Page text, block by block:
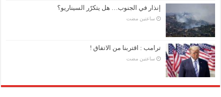
إنذار في الجنوب… هل يتكرّر السيناريو؟
‏ساعتين مضت
ترامب : اقتربنا من الاتفاق !
‏ساعتين مضت